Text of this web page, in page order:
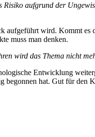
aufgrund der
aufgeführt wird. Kommt
muss man denken.
wird das Thema nicht
Entwicklung
hat. Gut für den